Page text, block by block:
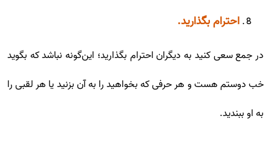
احترام بگذارید.
در جمع سعی کنید به دیگران احترام بگذارید؛ این‌گونه نباشد که بگوید
خب دوستم هست و هر حرفی که بخواهید را به آن بزنید یا هر لقبی را
به او ببندید.